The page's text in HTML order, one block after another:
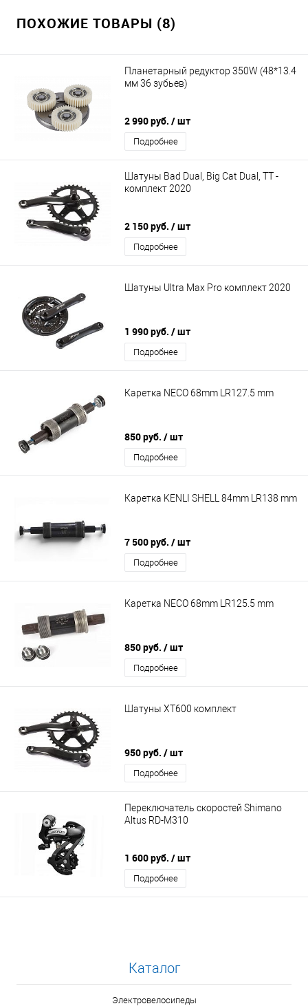
ПОХОЖИЕ ТОВАРЫ (8)
Планетарный редуктор 350W (48*13.4
мм 36 зубьев)
2 990 руб. / шт
Подробнее
Шатуны Bad Dual, Big Cat Dual, TT -
комплект 2020
2 150 руб. / шт
Подробнее
Шатуны Ultra Max Pro комплект 2020
1 990 руб. / шт
Подробнее
Каретка NECO 68mm LR127.5 mm
850 руб. / шт
Подробнее
Каретка KENLI SHELL 84mm LR138 mm
7 500 руб. / шт
Подробнее
Каретка NECO 68mm LR125.5 mm
850 руб. / шт
Подробнее
Шатуны XT600 комплект
950 руб. / шт
Подробнее
Переключатель скоростей Shimano
Altus RD-M310
1 600 руб. / шт
Подробнее
Каталог
Электровелосипеды